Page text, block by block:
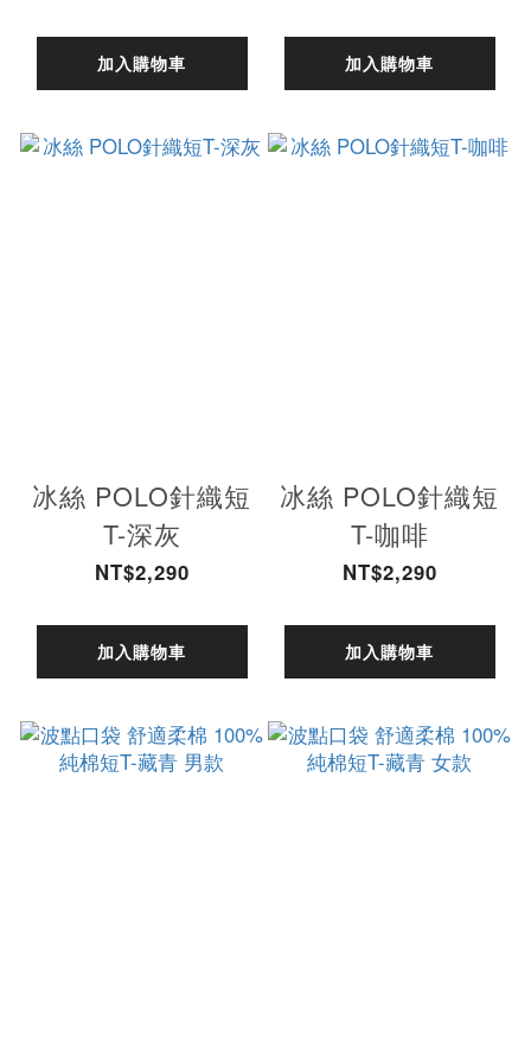
加入購物車 加入購物車
冰絲 POLO針織短
T-深灰
NT$2,290
加入購物車
冰絲 POLO針織短
T-咖啡
NT$2,290
加入購物車